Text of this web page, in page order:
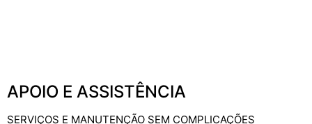
APOIO E ASSISTÊNCIA
SERVIÇOS E MANUTENÇÃO SEM COMPLICAÇÕES